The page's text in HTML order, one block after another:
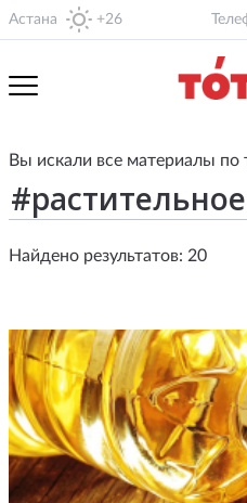
Астана +26
Вы искали все материалы по
Найдено результатов: 20